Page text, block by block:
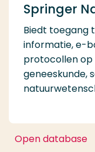
Springer
Biedt toegang
informatie, e-
protocollen op
geneeskunde,
Open database